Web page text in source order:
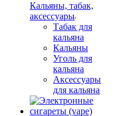
Кальяны, табак,
аксессуары
Табак для
кальяна
Кальяны
Уголь для
кальяна
Аксессуары
для кальяна